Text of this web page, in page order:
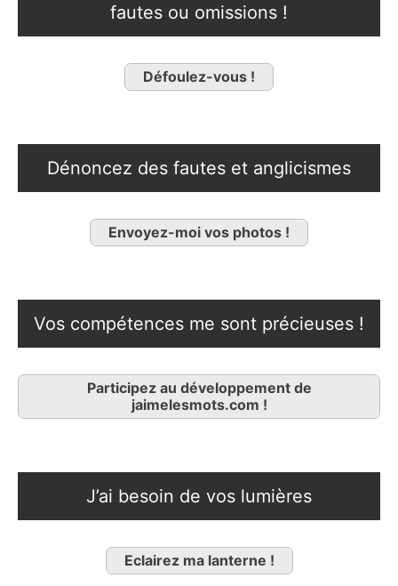
fautes ou omissions !
Défoulez-vous !
Dénoncez des fautes et anglicismes
Envoyez-moi vos photos !
Vos compétences me sont précieuses !
Participez au développement de
jaimelesmots.com !
J’ai besoin de vos lumières
Eclairez ma lanterne !